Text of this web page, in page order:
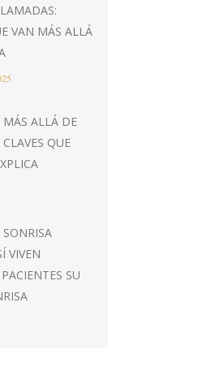
VAN MÁS ALLÁ
MÁS ALLÁ DE
QUE
VIVEN
SU